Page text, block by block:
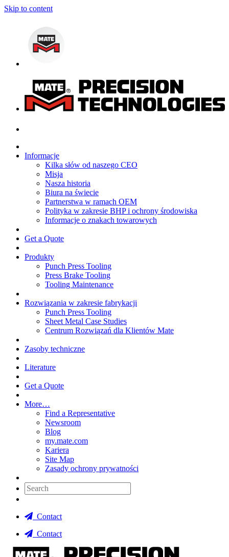
Skip to content
Informacje
Kilka słów od naszego CEO
Misja
Nasza historia
Biura na świecie
Partnerstwa w ramach OEM
Polityka w zakresie BHP i ochrony środowiska
Informacje o znakach towarowych
Get a Quote
Produkty
Punch Press Tooling
Press Brake Tooling
Tooling Maintenance
Rozwiązania w zakresie fabrykacji
Punch Press Tooling
Sheet Metal Case Studies
Centrum Rozwiązań dla Klientów Mate
Zasoby techniczne
Literature
Get a Quote
More…
Find a Representative
Newsroom
Blog
my.mate.com
Kariera
Site Map
Zasady ochrony prywatności
Search:
Contact
Contact